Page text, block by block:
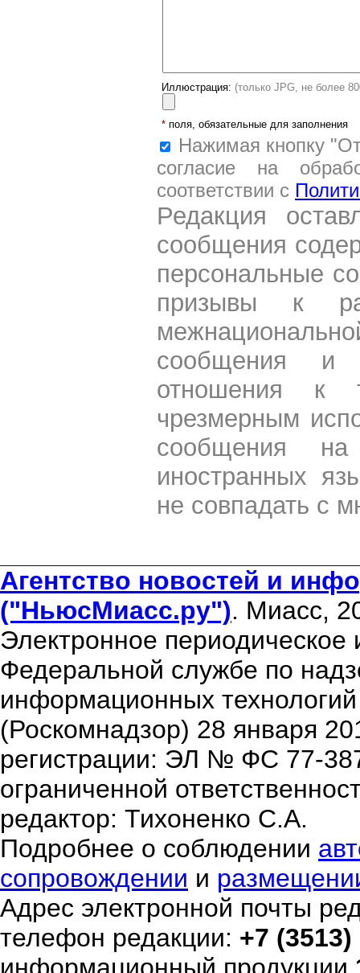
Иллюстрация: (только JPG, не более
* поля, обязательные для заполнения
Нажимая кнопку
согласие на
соответствии с
Редакция
сообщения
персональные
призывы к
сообщения и
отношения к
чрезмерным
сообщения
иностранных
не совпадать с
Агентство новостей и
("НьюсМиасс.ру"). Миасс,
Электронное периодическое
Федеральной службе по
информационных
(Роскомнадзор) 28 января
регистрации: ЭЛ № ФС 77-
ограниченной
редактор: Тихоненко С.А.
Подробнее о соблюдении
сопровождении и
Адрес электронной почты
телефон редакции: +7